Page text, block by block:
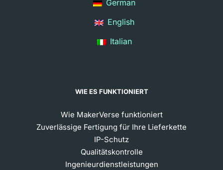
German
English
Italian
WIE ES FUNKTIONIERT
Wie MakerVerse funktioniert
Zuverlässige Fertigung für Ihre Lieferkette
IP-Schutz
Qualitätskontrolle
Ingenieurdienstleistungen